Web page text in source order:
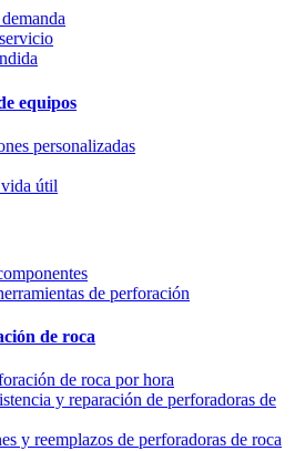
equipos
personalizadas
útil
de perforación
de roca
de roca por hora
y reparación de perforadoras de
y reemplazos de perforadoras de roca